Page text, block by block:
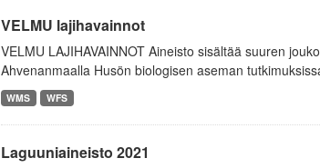
VELMU lajihavainnot
VELMU LAJIHAVAINNOT Aineisto sisältää suuren
Ahvenanmaalla Husön biologisen aseman
WMS WFS
Laguuniaineisto 2021